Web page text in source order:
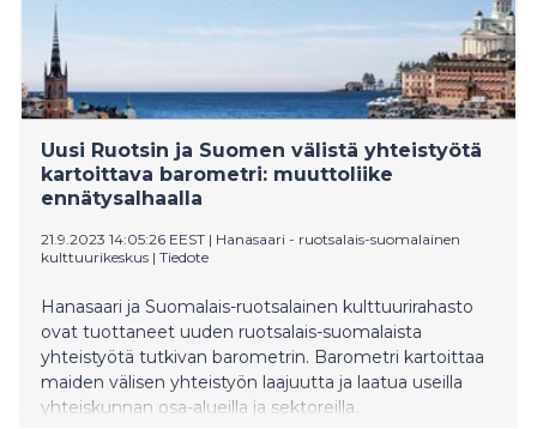
Uusi Ruotsin ja Suomen välistä yhteistyötä
kartoittava barometri: muuttoliike
ennätysalhaalla
21.9.2023 14:05:26 EEST | Hanasaari - ruotsalais-suomalainen
kulttuurikeskus | Tiedote
Hanasaari ja Suomalais-ruotsalainen kulttuurirahasto
ovat tuottaneet uuden ruotsalais-suomalaista
yhteistyötä tutkivan barometrin. Barometri kartoittaa
maiden välisen yhteistyön laajuutta ja laatua useilla
yhteiskunnan osa-alueilla ja sektoreilla.